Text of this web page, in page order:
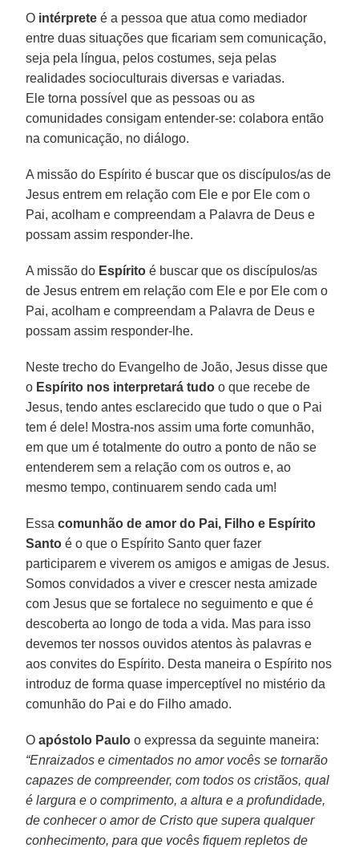
O intérprete é a pessoa que atua como mediador
entre duas situações que ficariam sem comunicação,
seja pela língua, pelos costumes, seja pelas
realidades socioculturais diversas e variadas.
Ele torna possível que as pessoas ou as
comunidades consigam entender-se: colabora então
na comunicação, no diálogo.
A missão do Espírito é buscar que os discípulos/as de
Jesus entrem em relação com Ele e por Ele com o
Pai, acolham e compreendam a Palavra de Deus e
possam assim responder-lhe.
A missão do Espírito é buscar que os discípulos/as
de Jesus entrem em relação com Ele e por Ele com o
Pai, acolham e compreendam a Palavra de Deus e
possam assim responder-lhe.
Neste trecho do Evangelho de João, Jesus disse que
o Espírito nos interpretará tudo o que recebe de
Jesus, tendo antes esclarecido que tudo o que o Pai
tem é dele! Mostra-nos assim uma forte comunhão,
em que um é totalmente do outro a ponto de não se
entenderem sem a relação com os outros e, ao
mesmo tempo, continuarem sendo cada um!
Essacomunhão de amor do Pai, Filho e Espírito
Santo é o que o Espírito Santo quer fazer
participarem e viverem os amigos e amigas de Jesus.
Somos convidados a viver e crescer nesta amizade
com Jesus que se fortalece no seguimento e que é
descoberta ao longo de toda a vida. Mas para isso
devemos ter nossos ouvidos atentos às palavras e
aos convites do Espírito. Desta maneira o Espírito nos
introduz de forma quase imperceptível no mistério da
comunhão do Pai e do Filho amado.
Oapóstolo Paulo o expressa da seguinte maneira:
“Enraizados e cimentados no amor vocês se tornarão
capazes de compreender, com todos os cristãos, qual
é largura e o comprimento, a altura e a profundidade,
de conhecer o amor de Cristo que supera qualquer
conhecimento, para que vocês fiquem repletos de